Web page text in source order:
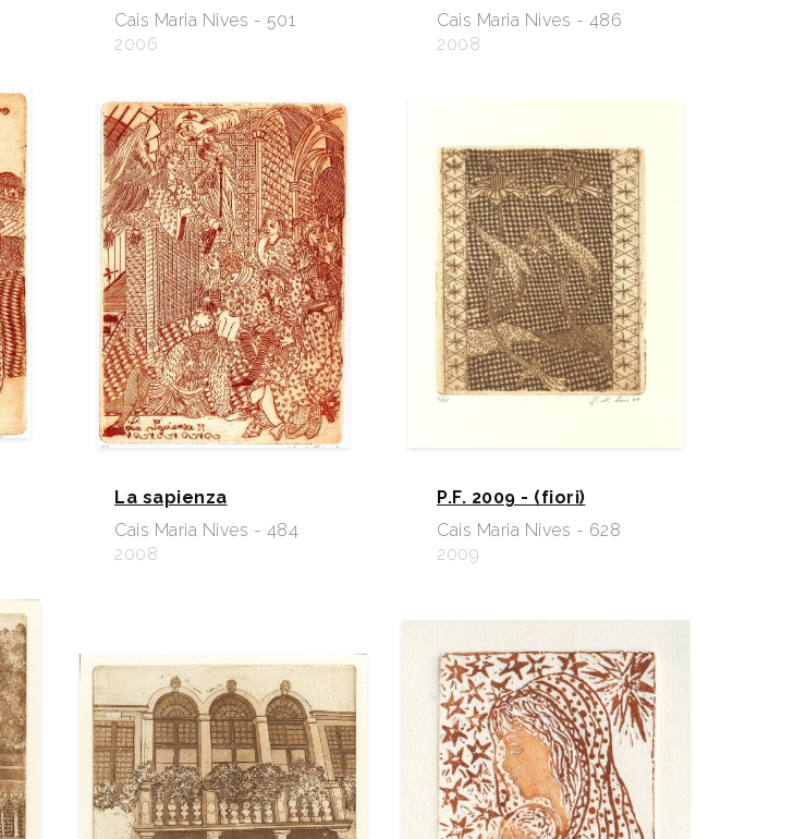
Cais Maria Nives - 501
2006
Cais Maria Nives - 486
2008
La sapienza
Cais Maria Nives - 484
2008
P.F. 2009 - (fiori)
Cais Maria Nives - 628
2009